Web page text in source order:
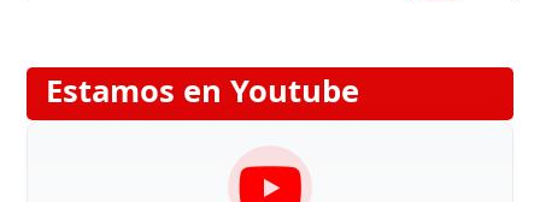
Estamos en Youtube